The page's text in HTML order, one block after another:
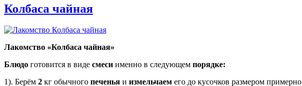
Колбаса чайная
Лакомство «Колбаса чайная»
Блюдо готовится в виде смеси именно в следующем порядке:
1). Берём 2 кг обычного печенья и измельчаем его до кусочков размером примерно